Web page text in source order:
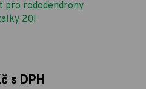
pro rododendrony
20l
s DPH